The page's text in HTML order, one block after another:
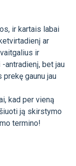
ir kartais labai
ar
ir
antradienį, bet jau
gaunu jau
kad per vieną
ją skirstymo
termino!